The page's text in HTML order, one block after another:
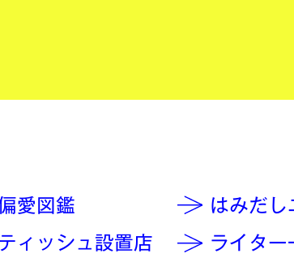
愛図鑑
はみだし
ィッシュ設置店 ライター